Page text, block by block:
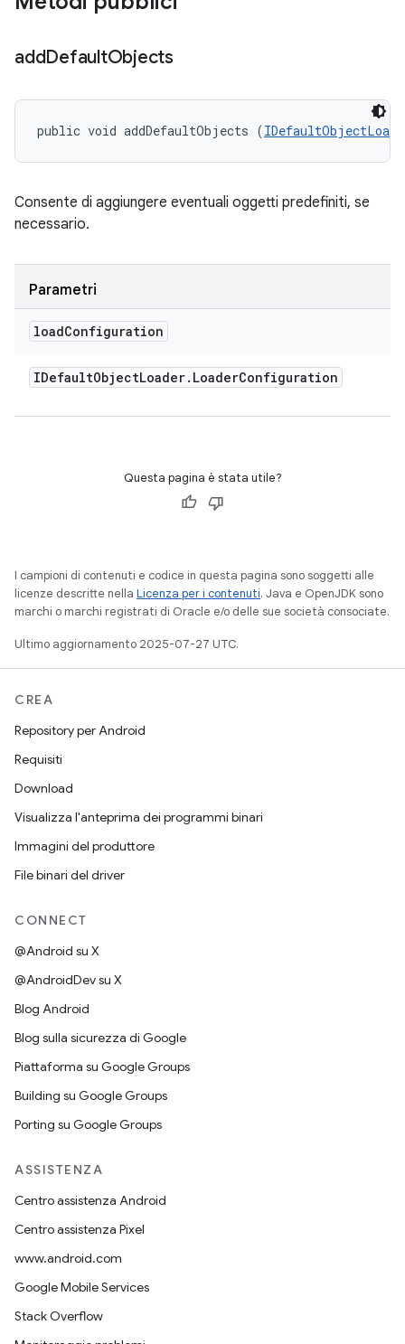
addDefaultObjects
public void addDefaultObjects (
Consente di aggiungere eventuali oggetti predefiniti, se
necessario.
Parametri
loadConfiguration
IDefaultObjectLoader. LoaderConfiguration
Questa pagina è stata utile?
I campioni di contenuti e codice in questa pagina sono soggetti alle
licenze descritte nella Licenza per i contenuti. Java e OpenJDK sono
marchi o marchi registrati di Oracle e/o delle sue società consociate.
Ultimo aggiornamento 2025-07-27 UTC.
CREA
Repository per Android
Requisiti
Download
Visualizza l'anteprima dei programmi binari
Immagini del produttore
File binari del driver
CONNECT
@Android su X
@AndroidDev su X
Blog Android
Blog sulla sicurezza di Google
Piattaforma su Google Groups
Building su Google Groups
Porting su Google Groups
ASSISTENZA
Centro assistenza Android
Centro assistenza Pixel
www.android.com
Google Mobile Services
Stack Overflow